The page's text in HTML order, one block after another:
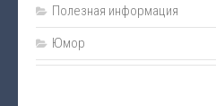
Полезная информация
Юмор